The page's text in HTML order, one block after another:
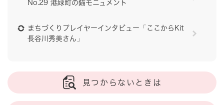
No.29 港緑町の錨モニュメント
まちづくりプレイヤーインタビュー「ここからKit
長谷川秀美さん」
見つからないときは